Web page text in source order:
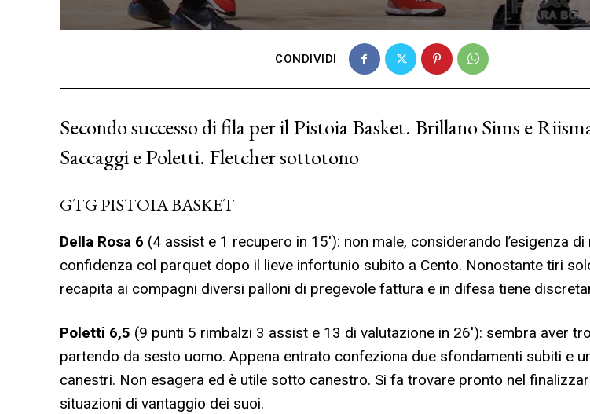
CONDIVIDI
Secondo successo di fila per il Pistoia Basket. Brillano Sims e
Saccaggi e Poletti. Fletcher sottotono
GTG PISTOIA BASKET
Della Rosa 6 (4 assist e 1 recupero in 15′): non male, considerando l’esigenza
confidenza col parquet dopo il lieve infortunio subito a Cento. Nonostante tiri
recapita ai compagni diversi palloni di pregevole fattura e in difesa tiene
Poletti 6,5 (9 punti 5 rimbalzi 3 assist e 13 di valutazione in 26′): sembra aver
partendo da sesto uomo. Appena entrato confeziona due sfondamenti subiti e
canestri. Non esagera ed è utile sotto canestro. Si fa trovare pronto nel
situazioni di vantaggio dei suoi.